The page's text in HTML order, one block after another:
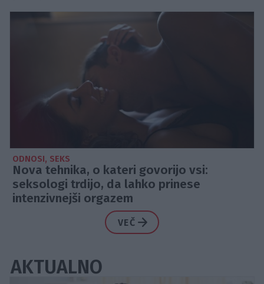
ODNOSI, SEKS
Nova tehnika, o kateri govorijo vsi:
seksologi trdijo, da lahko prinese
intenzivnejši orgazem
VEČ
AKTUALNO